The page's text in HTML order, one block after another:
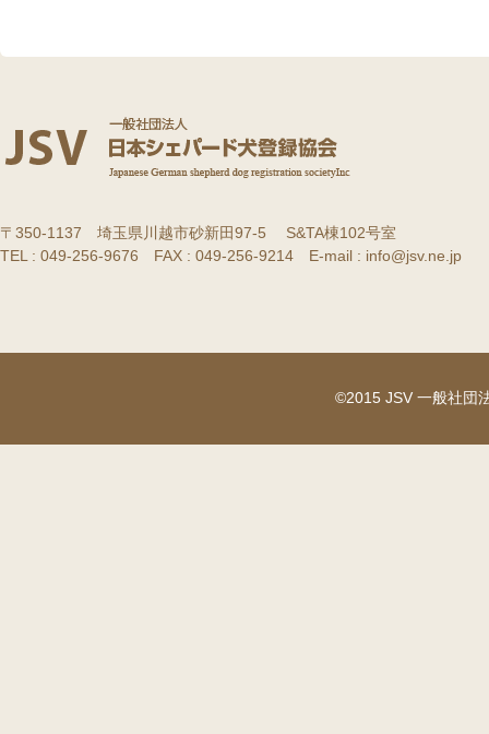
〒350-1137 埼玉県川越市砂新田97-5 S&TA棟102号室
TEL : 049-256-9676 FAX : 049-256-9214 E-mail : info@jsv.ne.jp
©2015 JSV 一般社団